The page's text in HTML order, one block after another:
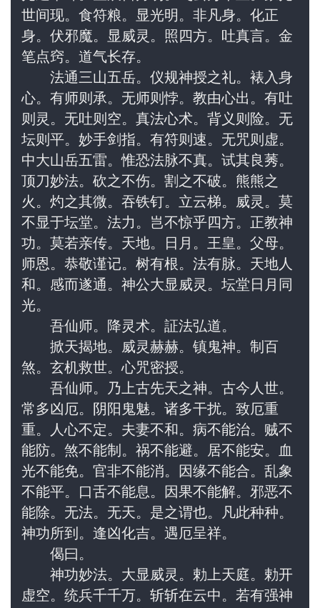
世间现。食符粮。显光明。非凡身。化正
身。伏邪魔。显威灵。照四方。吐真言。金
笔点窍。道气长存。
法通三山五岳。仪规神授之礼。裱入身
心。有师则承。无师则悖。教由心出。有吐
则灵。无吐则空。真法心术。背义则险。无
坛则平。妙手剑指。有符则速。无咒则虚。
中大山岳五雷。惟恐法脉不真。试其良莠。
顶刀妙法。砍之不伤。割之不破。熊熊之
火。灼之其微。吞铁钉。立云梯。威灵。莫
不显于坛堂。法力。岂不惊乎四方。正教神
功。莫若亲传。天地。日月。王皇。父母。
师恩。恭敬谨记。树有根。法有脉。天地人
和。感而遂通。神公大显威灵。坛堂日月同
光。
吾仙师。降灵术。証法弘道。
掀天揭地。威灵赫赫。镇鬼神。制百
煞。玄机救世。心咒密授。
吾仙师。乃上古先天之神。古今人世。
常多凶厄。阴阳鬼魅。诸多干扰。致厄重
重。人心不定。夫妻不和。病不能治。贼不
能防。煞不能制。祸不能避。居不能安。血
光不能免。官非不能消。因缘不能合。乱象
不能平。口舌不能息。因果不能解。邪恶不
能除。无法。无天。是之谓也。凡此种种。
神功所到。逢凶化吉。遇厄呈祥。
偈曰。
神功妙法。大显威灵。勅上天庭。勅开
虚空。统兵千千万。斩斩在云中。若有强神